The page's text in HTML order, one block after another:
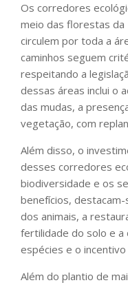
Os corredores
meio das florestas da
circulem por toda a
caminhos seguem
respeitando a
dessas áreas inclui o
das mudas, a
vegetação, com
Além disso, o
desses corredores
biodiversidade e os
benefícios,
dos animais, a
fertilidade do solo e
espécies e o
Além do plantio de